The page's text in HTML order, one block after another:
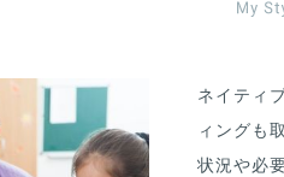
ネイティ
ィングも
状況や必